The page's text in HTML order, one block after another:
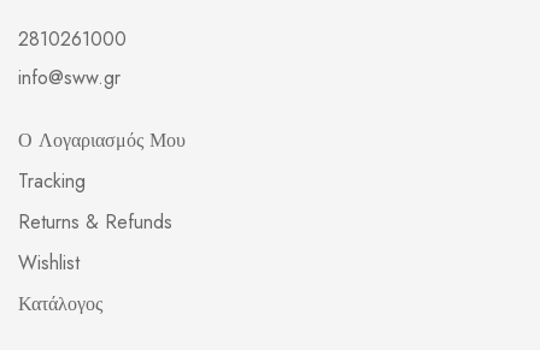
2810261000
info@sww.gr
Ο Λογαριασμός Μου
Tracking
Returns & Refunds
Wishlist
Κατάλογος